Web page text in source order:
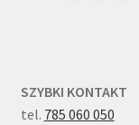
SZYBKI KONTAKT
tel. 785 060 050